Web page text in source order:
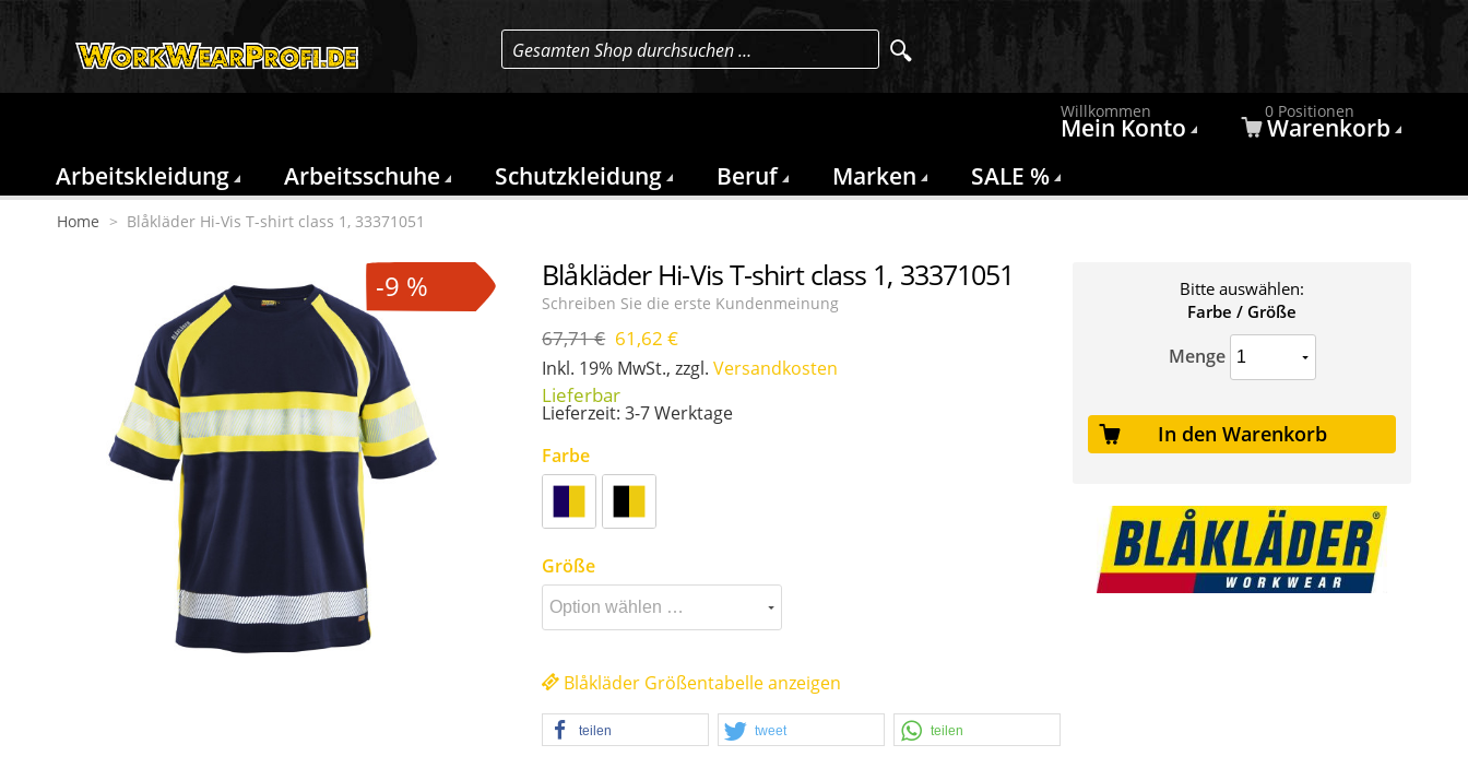
Gesamten Shop durchsuchen …
Willkommen
Mein Konto
0 Positionen
Warenkorb
Arbeitskleidung
Arbeitsschuhe Schutzkleidung Beruf Marken SALE %
Home > Blåkläder Hi-Vis T-shirt class 1, 33371051
-9 % Blåkläder Hi-Vis T-shirt class 1, 33371051
Schreiben Sie die erste Kundenmeinung
-9
%
67,71 € 61,62 €
Inkl. 19% MwSt.,zzgl.Versandkosten
Lieferzeit: 3-7 Werktage
Farbe
Größe
Blåkläder Größentabelle anzeigen
teilen tweet teilen
Bitte auswählen:
Farbe / Größe
Menge
In den Warenkorb